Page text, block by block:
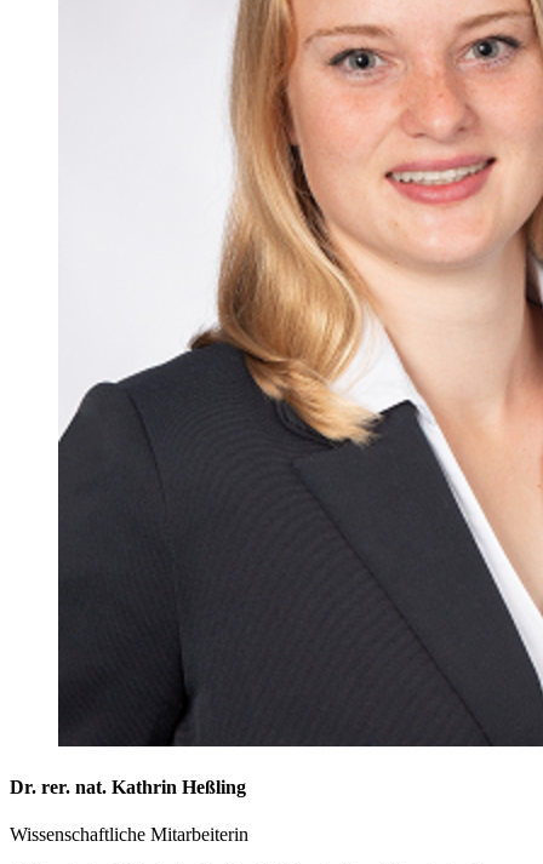
Dr. rer. nat. Kathrin Heßling
Wissenschaftliche Mitarbeiterin